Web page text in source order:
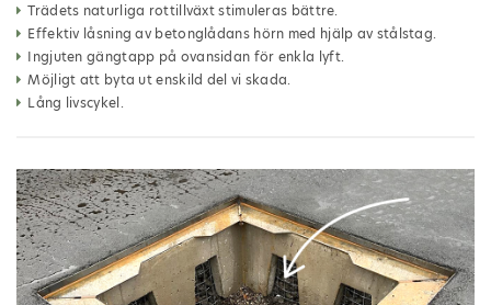
Trädets naturliga rottillväxt stimuleras bättre.
Effektiv låsning av betonglådans hörn med hjälp av stålstag.
Ingjuten gängtapp på ovansidan för enkla lyft.
Möjligt att byta ut enskild del vi skada.
Lång livscykel.